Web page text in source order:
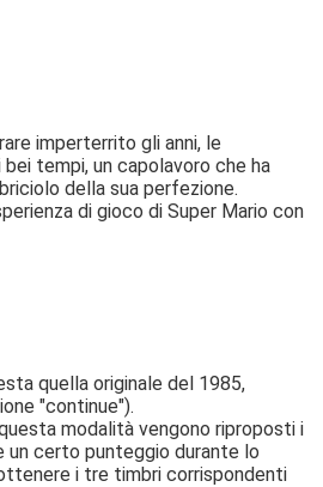
imperterrito gli anni, le
tempi, un capolavoro che ha
della sua perfezione.
di gioco di Super Mario con
quella originale del 1985,
"continue").
modalità vengono riproposti i
un certo punteggio durante lo
i tre timbri corrispondenti